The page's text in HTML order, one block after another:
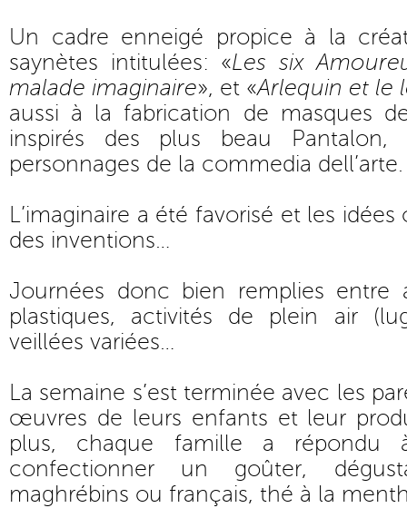
Un cadre enneigé propice à la
saynètes intitulées: «Les six
malade imaginaire», et «Arlequin et le
aussi à la fabrication de masques
inspirés des plus beau Pantalon,
personnages de la commedia dell’arte.
L’imaginaire a été favorisé et les
des inventions…
Journées donc bien remplies entre
plastiques, activités de plein air
veillées variées…
La semaine s’est terminée avec les
œuvres de leurs enfants et leur
plus, chaque famille a répondu
confectionner un goûter,
maghrébins ou français, thé à la